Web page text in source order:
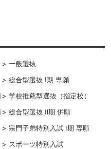
一般選抜
総合型選抜 Ⅰ期 専願
学校推薦型選抜（指定校）
総合型選抜 Ⅱ期 併願
宗門子弟特別入試 Ⅰ期 専願
スポーツ特別入試